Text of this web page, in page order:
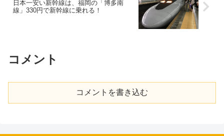
日本一安い新幹線は、福岡の「博多南
線」330円で新幹線に乗れる！
コメント
コメントを書き込む